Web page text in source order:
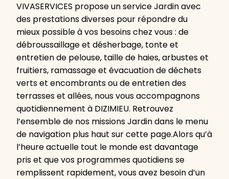
VIVASERVICES propose un service Jardin avec
des prestations diverses pour répondre du
mieux possible à vos besoins chez vous : de
débroussaillage et désherbage, tonte et
entretien de pelouse, taille de haies, arbustes et
fruitiers, ramassage et évacuation de déchets
verts et encombrants ou de entretien des
terrasses et allées, nous vous accompagnons
quotidiennement à DIZIMIEU. Retrouvez
l’ensemble de nos missions Jardin dans le menu
de navigation plus haut sur cette page.Alors qu’à
l’heure actuelle tout le monde est davantage
pris et que vos programmes quotidiens se
remplissent rapidement, vous avez besoin d’un